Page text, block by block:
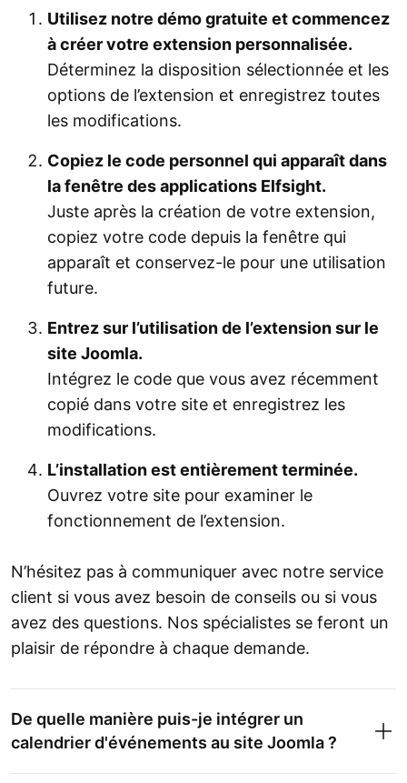
Utilisez notre démo gratuite et commencez
à créer votre extension personnalisée.
Déterminez la disposition sélectionnée et les
options de l’extension et enregistrez toutes
les modifications.
Copiez le code personnel qui apparaît dans
la fenêtre des applications Elfsight.
Juste après la création de votre extension,
copiez votre code depuis la fenêtre qui
apparaît et conservez-le pour une utilisation
future.
Entrez sur l’utilisation de l’extension sur le
site Joomla.
Intégrez le code que vous avez récemment
copié dans votre site et enregistrez les
modifications.
L’installation est entièrement terminée.
Ouvrez votre site pour examiner le
fonctionnement de l’extension.
N’hésitez pas à communiquer avec notre service
client si vous avez besoin de conseils ou si vous
avez des questions. Nos spécialistes se feront un
plaisir de répondre à chaque demande.
De quelle manière puis-je intégrer un
calendrier d'événements au site Joomla ?